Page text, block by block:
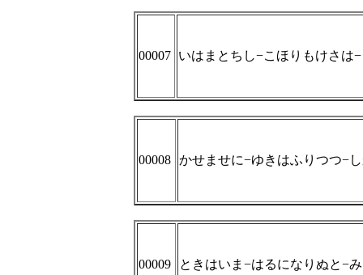
00007 いはまとちし−こほりもけさは
00008 かせませに−ゆきはふりつつ−
00009 ときはいま−はるになりぬと−